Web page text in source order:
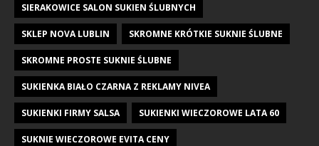
SIERAKOWICE SALON SUKIEN ŚLUBNYCH
SKLEP NOVA LUBLIN SKROMNE KRÓTKIE SUKNIE ŚLUBNE
SKROMNE PROSTE SUKNIE ŚLUBNE
SUKIENKA BIAŁO CZARNA Z REKLAMY NIVEA
SUKIENKI FIRMY SALSA SUKIENKI WIECZOROWE LATA 60
SUKNIE WIECZOROWE EVITA CENY